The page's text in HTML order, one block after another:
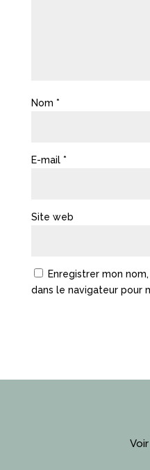
Nom *
E-mail *
Site web
Enregistrer mon
dans le navigateur pour